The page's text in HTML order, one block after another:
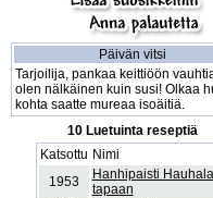
Päivän vitsi
Tarjoilija, pankaa keittiöön
olen nälkäinen kuin susi! Olkaa
kohta saatte mureaa isoäitiä.
10 Luetuinta reseptiä
Katsottu Nimi
1953
Hanhipaisti
tapaan